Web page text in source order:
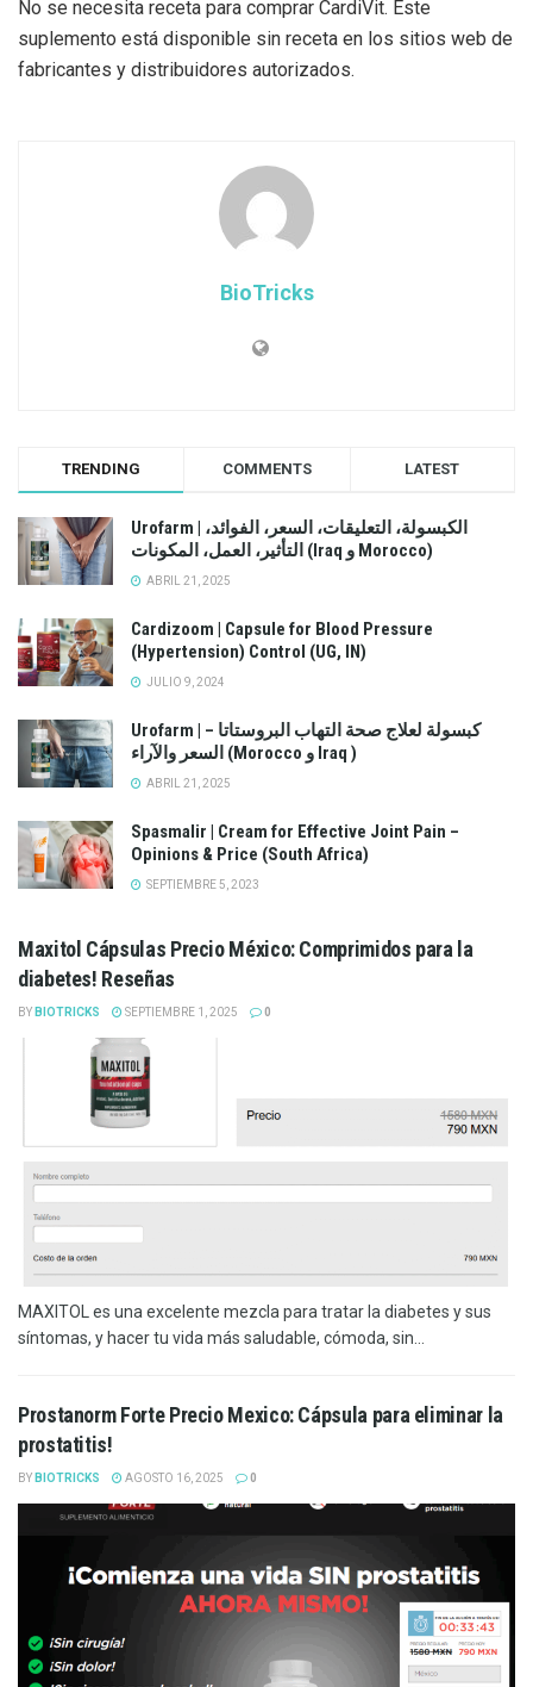
No se necesita receta para comprar CardiVit. Este
suplemento está disponible sin receta en los sitios web de
fabricantes y distribuidores autorizados.
BioTricks
TRENDING COMMENTS LATEST
Urofarm | الكبسولة، التعليقات، السعر، الفوائد،
التأثير، العمل، المكونات (Iraq و Morocco)
ABRIL 21, 2025
Cardizoom | Capsule for Blood Pressure
(Hypertension) Control (UG, IN)
JULIO 9, 2024
Urofarm | كبسولة لعلاج صحة التهاب البروستاتا –
السعر والآراء (Morocco و Iraq )
ABRIL 21, 2025
Spasmalir | Cream for Effective Joint Pain –
Opinions & Price (South Africa)
SEPTIEMBRE 5, 2023
Maxitol Cápsulas Precio México: Comprimidos para la
diabetes! Reseñas
BY BIOTRICKS SEPTIEMBRE 1, 2025 0
MAXITOL es una excelente mezcla para tratar la diabetes y sus
síntomas, y hacer tu vida más saludable, cómoda, sin...
Prostanorm Forte Precio Mexico: Cápsula para eliminar la
prostatitis!
BY BIOTRICKS AGOSTO 16, 2025 0